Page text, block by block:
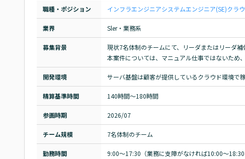
職種・ポジション インフラエンジニアシステムエンジニア(SE)クラ
業界 Sler・業務系
募集背景
現状7名体制のチームにて、リーダまたはリーダ補
本案件については、マニュアル仕事ではないため
開発環境 サーバ基盤は顧客が提供しているクラウド環境で
精算基準時間 140時間〜180時間
参画時期 2026/07
チーム規模 7名体制のチーム
勤務時間
9:00～17:30（業務に支障がなければ10:00～18:30